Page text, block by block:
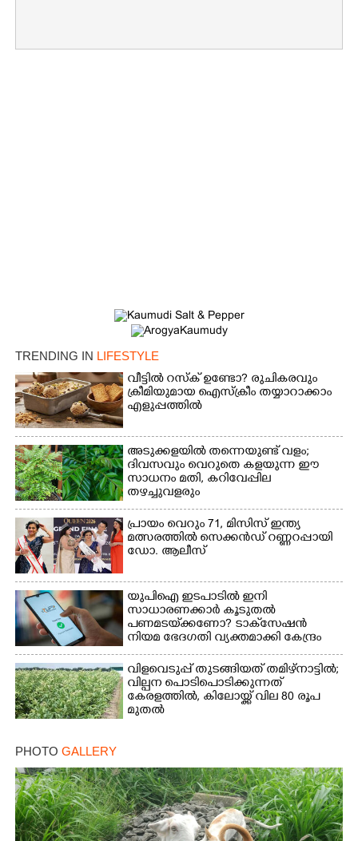
TRENDING IN LIFESTYLE
വീട്ടിൽ റസ്ക് ഉണ്ടോ? രുചികരവും
ക്രീമിയുമായ ഐസ്ക്രീം തയ്യാറാക്കാം
എളുപ്പത്തിൽ
അടുക്കളയിൽ തന്നെയുണ്ട് വളം;
ദിവസവും വെറുതെ കളയുന്ന ഈ
സാധനം മതി, കറിവേപ്പില
തഴച്ചുവളരും
പ്രായം വെറും 71, മിസിസ് ഇന്ത്യ
മത്സരത്തിൽ സെക്കൻഡ് റണ്ണറപ്പായി
ഡോ. ആലീസ്
യുപിഐ ഇടപാടിൽ ഇനി
സാധാരണക്കാർ കൂടുതൽ
പണമടയ്‌ക്കണോ?​ ടാക്‌സേഷൻ
നിയമ ഭേദഗതി വ്യക്തമാക്കി കേന്ദ്രം
വിളവെടുപ്പ് തുടങ്ങിയത് തമിഴ്നാട്ടിൽ;
വില്പന പൊടിപൊടിക്കുന്നത്
കേരളത്തിൽ, കിലോയ്ക്ക് വില 80 രൂപ
മുതൽ
PHOTO GALLERY